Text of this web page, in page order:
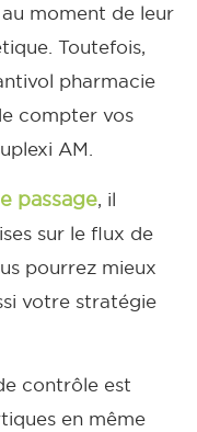
moment de leur
Toutefois,
pharmacie
compter vos
AM.
passage, il
sur le flux de
pourrez mieux
votre stratégie
contrôle est
en même